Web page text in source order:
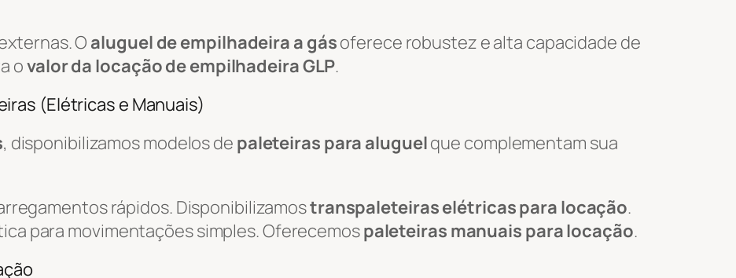
O aluguel de empilhadeira a gásoferece robustez e alta capacidade de
ovalor da locação de empilhadeira GLP.
(Elétricas e Manuais)
, disponibilizamos modelos de paleteiras para aluguelque complementam sua
rápidos. Disponibilizamostranspaleteiras elétricas para locação.
para movimentações simples. Oferecemospaleteiras manuais para locação.